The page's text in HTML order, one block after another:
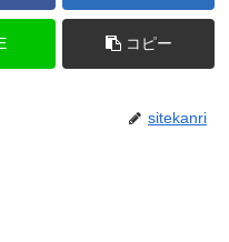
コピー
sitekanri